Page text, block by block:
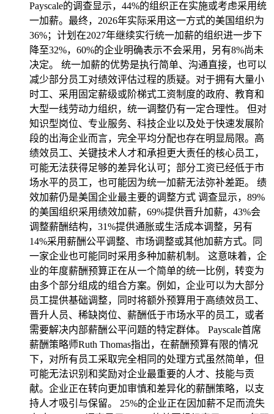
Payscale的调查显示，44%的组织正在实施或考虑采用统
一加薪。最终，2026年实际采用这一方式的美国组织为
36%；计划在2027年继续实行统一加薪的组织进一步下
降至32%，60%的企业明确表示不会采用，另有8%尚未
决定。 统一加薪的优势是执行简单、沟通直接，也可以
减少部分员工对绩效评估过程的质疑。对于拥有大量小
时工、采用固定薪级或阶梯式工资制度的政府、教育和
大型一线劳动力组织，统一调整仍有一定合理性。 但对
知识型岗位、专业服务、科技企业以及处于快速发展阶
段的出海企业而言，完全平均分配也存在明显局限。高
绩效员工、关键技术人才和承担更大责任的核心员工，
可能无法获得足够的差异化认可；部分工资已经低于市
场水平的员工，也可能因为统一加薪无法弥补差距。 绩
效加薪仍是美国企业最主要的调整方式 调查显示，89%
的美国组织采用绩效加薪，69%提供晋升加薪，43%会
调整薪酬结构，31%提供通胀或生活成本调整，另有
14%采用薪酬公平调整、市场调整或其他加薪方式。同
一家企业也可能同时采用多种加薪机制。 这意味着，企
业的年度薪酬预算正在从一个简单的统一比例，转变为
由多个部分组成的组合方案。例如，企业可以为大部分
员工提供基础调整，同时将额外预算用于高绩效员工、
晋升人员、稀缺岗位、薪酬低于市场水平的员工，或者
需要解决内部薪酬公平问题的特定群体。 Payscale首席
薪酬策略师Ruth Thomas指出，在薪酬预算有限的情况
下，对所有员工采取完全相同的处理方式虽然简单，但
可能无法识别和奖励对企业最重要的人才、技能与贡
献。企业正在转向更加审慎和差异化的薪酬策略，以支
持人才吸引与保留。 25%的企业正在因加薪不足而流失